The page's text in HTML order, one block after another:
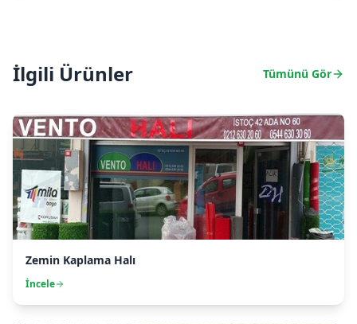
İlgili Ürünler Tümünü Gör
Zemin Kaplama Halı
İncele